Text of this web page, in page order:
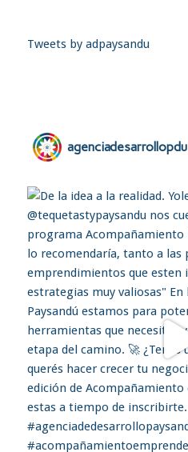
Tweets by adpaysandu
agenciadesarrollopdu